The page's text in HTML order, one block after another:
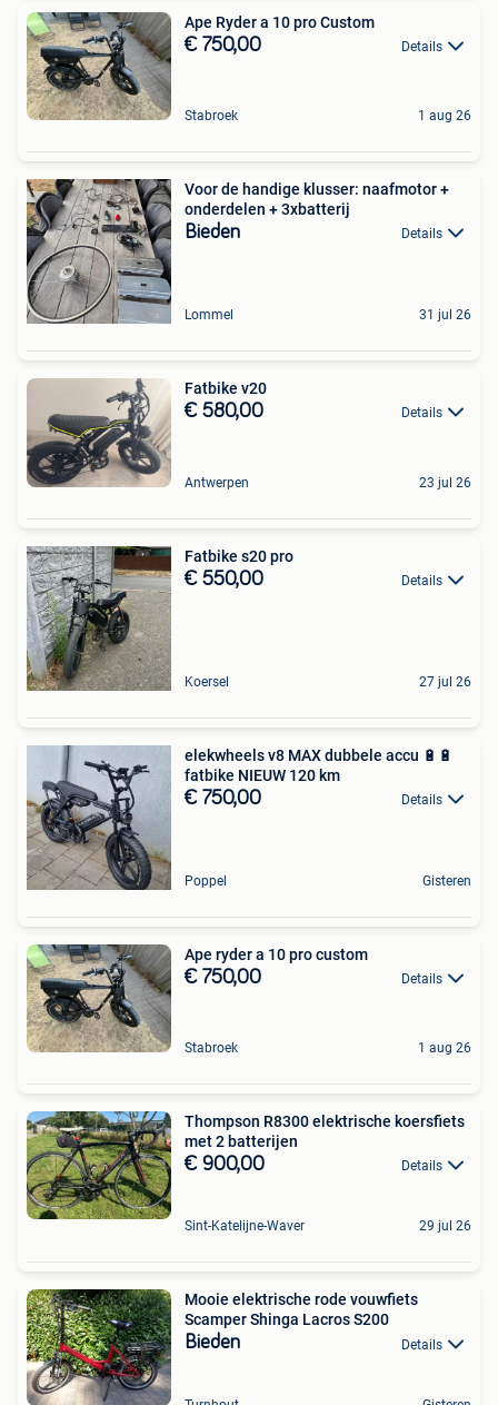
Ape Ryder a 10 pro Custom
€ 750,00 Details
Stabroek 1 aug 26
Voor de handige klusser: naafmotor +
onderdelen + 3xbatterij
Bieden Details
Lommel 31 jul 26
Fatbike v20
€ 580,00 Details
Antwerpen 23 jul 26
Fatbike s20 pro
€ 550,00 Details
Koersel 27 jul 26
elekwheels v8 MAX dubbele accu 🔋🔋
fatbike NIEUW 120 km
€ 750,00 Details
Poppel Gisteren
Ape ryder a 10 pro custom
€ 750,00 Details
Stabroek 1 aug 26
Thompson R8300 elektrische koersfiets
met 2 batterijen
€ 900,00 Details
Sint-Katelijne-Waver 29 jul 26
Mooie elektrische rode vouwfiets
Scamper Shinga Lacros S200
Bieden Details